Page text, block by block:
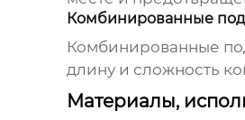
Комбинированные
Комбинированные
длину и сложность
Материалы,